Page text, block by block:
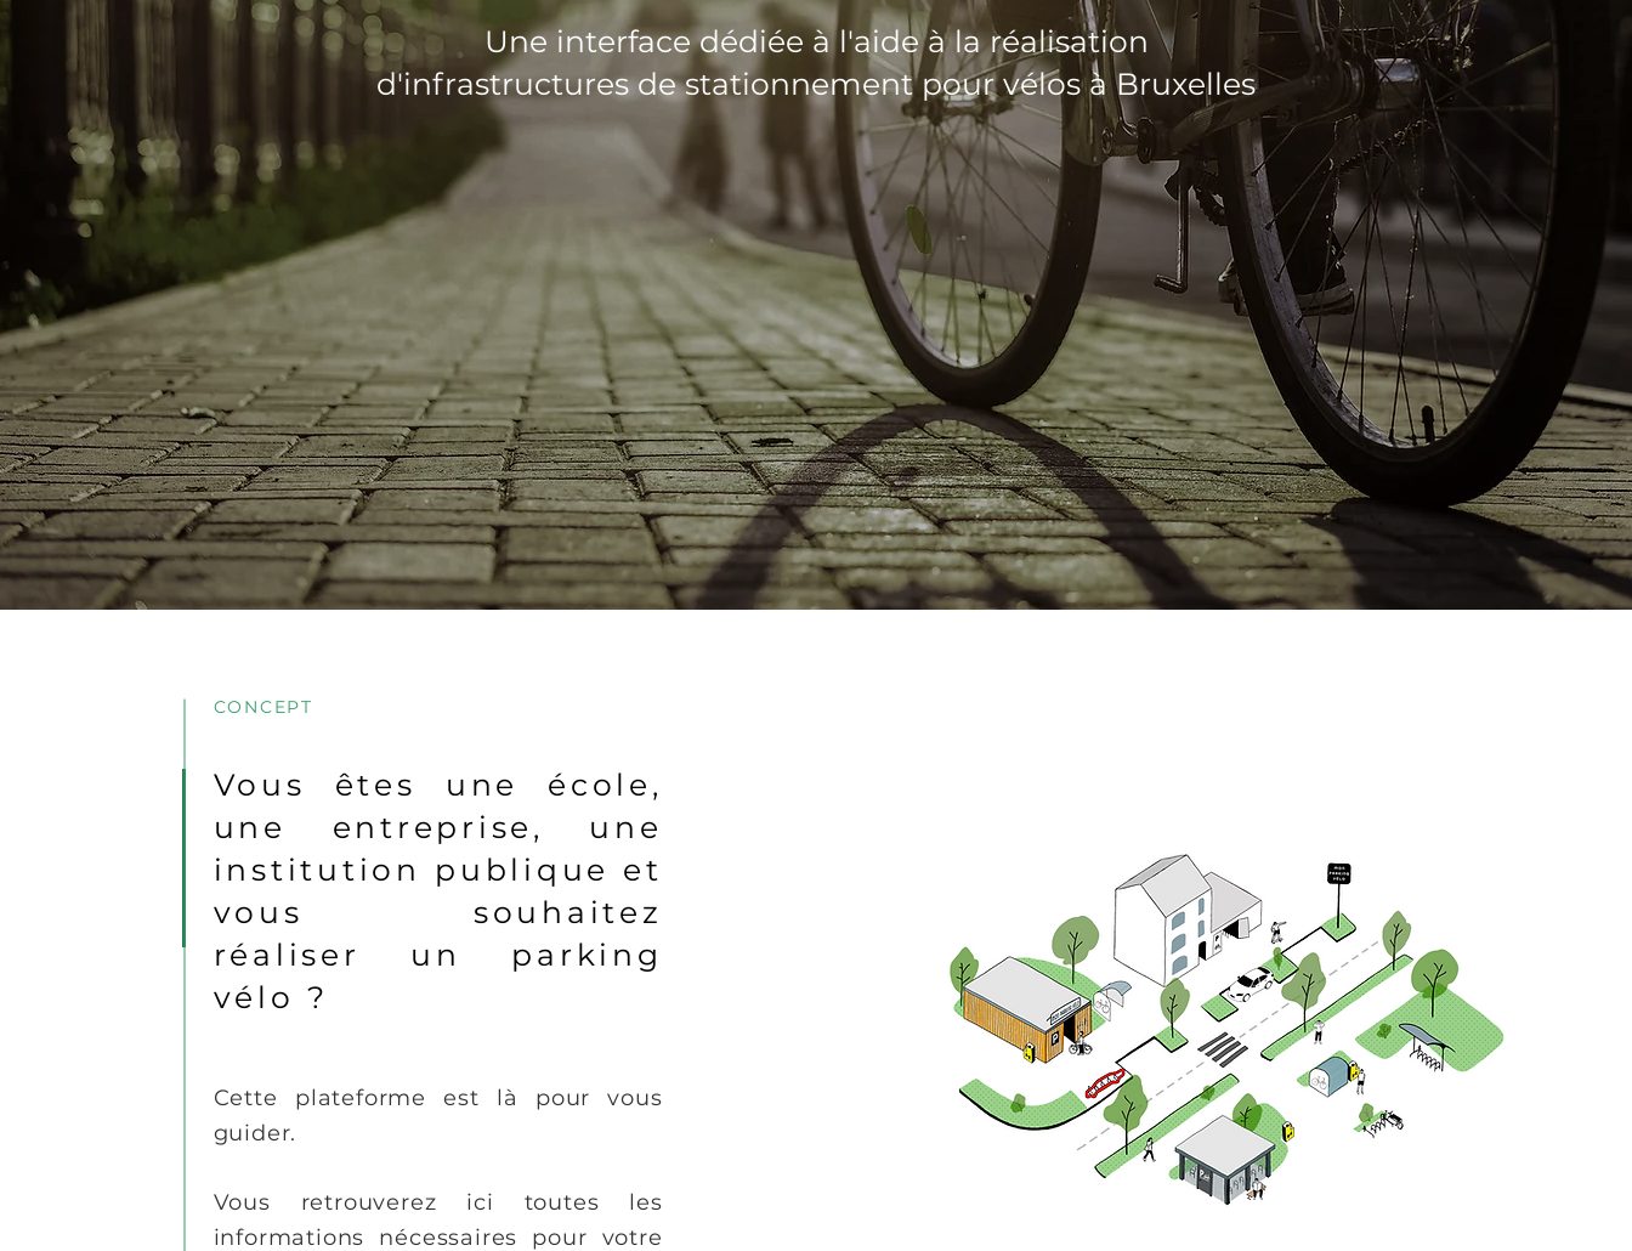
Une interface dédiée à l'aide à la réalisation
d'infrastructures de stationnement pour vélos à Bruxelles
CONCEPT
Vous êtes une école,
une entreprise, une
institution publique et
vous souhaitez
réaliser un parking
vélo ?
Cette plateforme est là pour vous
guider.
Vous retrouverez ici toutes les
informations nécessaires pour votre